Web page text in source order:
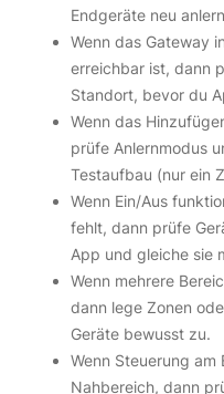
Endgeräte neu
Wenn das Gateway
erreichbar ist, dann
Standort, bevor du
Wenn das
prüfe Anlernmodus
Testaufbau (nur ein
Wenn Ein/Aus
fehlt, dann prüfe
App und gleiche sie
Wenn mehrere
dann lege Zonen
Geräte bewusst zu.
Wenn Steuerung am
Nahbereich, dann